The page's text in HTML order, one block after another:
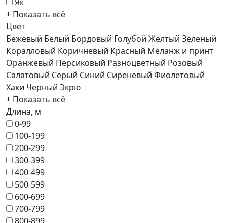
+ Показать всё
Цвет
Бежевый Белый Бордовый Голубой Желтый Зеленый
Коралловый Коричневый Красный Меланж и принт
Оранжевый Персиковый Разноцветный Розовый
Салатовый Серый Синий Сиреневый Фиолетовый
Хаки Черный Экрю
+ Показать всё
Длина, м
0-99
100-199
200-299
300-399
400-499
500-599
600-699
700-799
800-899